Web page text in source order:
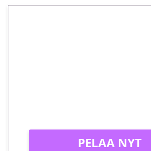
PELAA NYT